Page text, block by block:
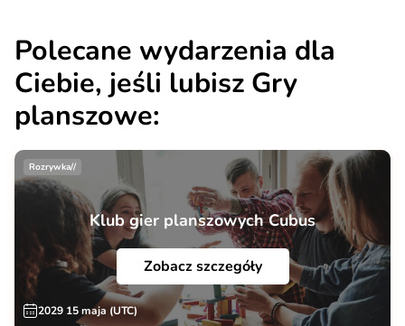
Polecane wydarzenia dla
Ciebie, jeśli lubisz Gry
planszowe:
Rozrywka//
Klub gier planszowych Cubus
Zobacz szczegóły
2029 15 maja (UTC)